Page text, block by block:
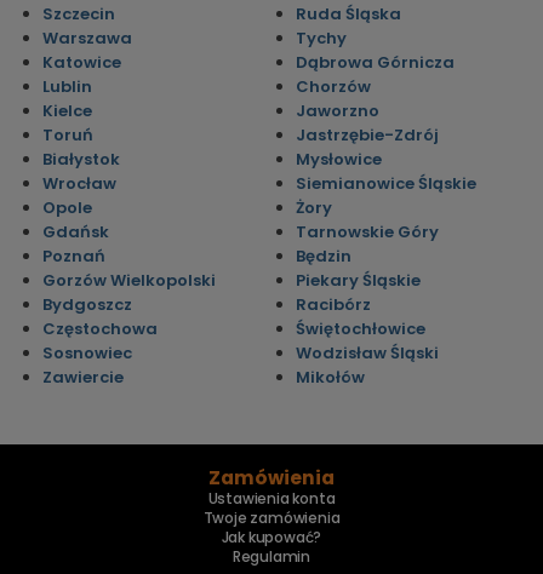
Szczecin
Warszawa
Katowice
Lublin
Kielce
Toruń
Białystok
Wrocław
Opole
Gdańsk
Poznań
Gorzów Wielkopolski
Bydgoszcz
Częstochowa
Sosnowiec
Zawiercie
Ruda Śląska
Tychy
Dąbrowa Górnicza
Chorzów
Jaworzno
Jastrzębie-Zdrój
Mysłowice
Siemianowice Śląskie
Żory
Tarnowskie Góry
Będzin
Piekary Śląskie
Racibórz
Świętochłowice
Wodzisław Śląski
Mikołów
Zamówienia
Ustawienia konta
Twoje zamówienia
Jak kupować?
Regulamin